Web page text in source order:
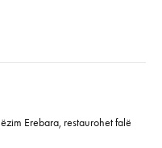
Erebara, restaurohet falë